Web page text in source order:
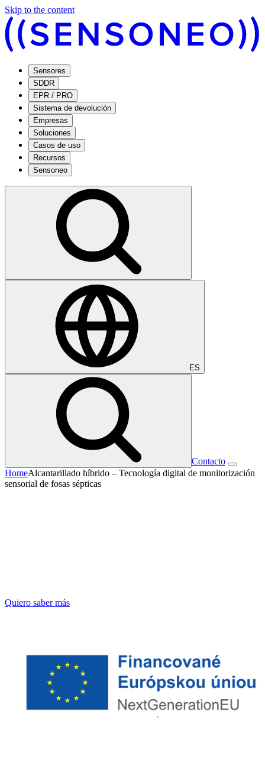
Skip to the content
Sensores
SDDR
EPR / PRO
Sistema de devolución
Empresas
Soluciones
Casos de uso
Recursos
Sensoneo
ES
Contacto
HomeAlcantarillado híbrido – Tecnología digital de monitorización
sensorial de fosas sépticas
Quiero saber más